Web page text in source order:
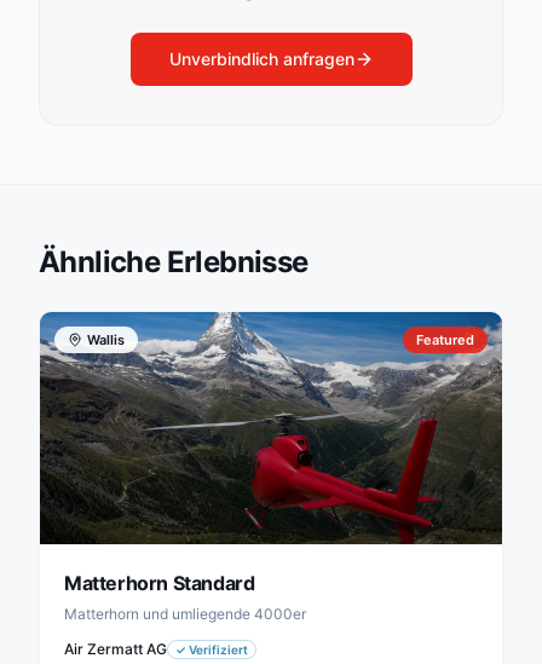
Unverbindlich anfragen
Ähnliche Erlebnisse
Wallis Featured
Matterhorn Standard
Matterhorn und umliegende 4000er
Air Zermatt AG
✓ Verifiziert